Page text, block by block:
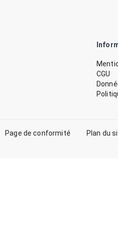
CGU
Page de conformité Plan du